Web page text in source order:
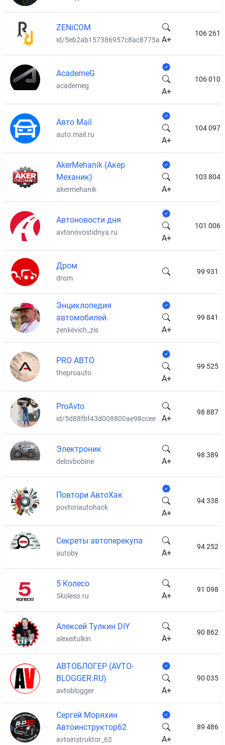
ZENiCOM
id/5eb2ab157386957c8ac8775a A+
106 261
AcademeG
academeg
A+
106 010
Авто Mail
auto.mail.ru
A+
104 097
AkerMehanik (Акер
Механик)
akermehanik A+
103 804
Автоновости дня
avtonovostidnya.ru
A+
101 006
Дром
drom
99 931
Энциклопедия
автомобилей.
zenkevich_zis A+
99 841
PRO АВТО
theproauto
A+
99 525
ProAvto
id/5d88fbf43d008800ae98ccee A+
98 887
Электроник
delovbobine A+
98 389
Повтори АвтоХак
povtoriautohack
A+
94 338
Секреты автоперекупа
autoby A+
94 252
5 Колесо
5koleso.ru A+
91 098
Алексей Тулкин DIY
alexeitulkin A+
90 862
АВТОБЛОГЕР (AVTO-
BLOGGER.RU)
avtoblogger A+
90 035
Сергей Моряхин
Автоинструктор62
avtoinstruktor_62 A+
89 486